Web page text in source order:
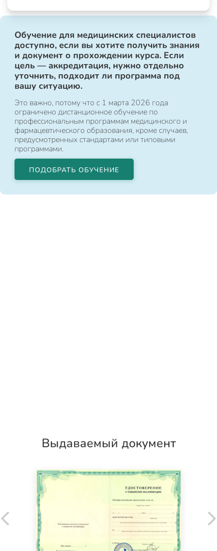
Обучение для медицинских специалистов
доступно, если вы хотите получить знания
и документ о прохождении курса. Если
цель — аккредитация, нужно отдельно
уточнить, подходит ли программа под
вашу ситуацию.
Это важно, потому что с 1 марта 2026 года
ограничено дистанционное обучение по
профессиональным программам медицинского и
фармацевтического образования, кроме случаев,
предусмотренных стандартами или типовыми
программами.
ПОДОБРАТЬ ОБУЧЕНИЕ
Выдаваемый документ